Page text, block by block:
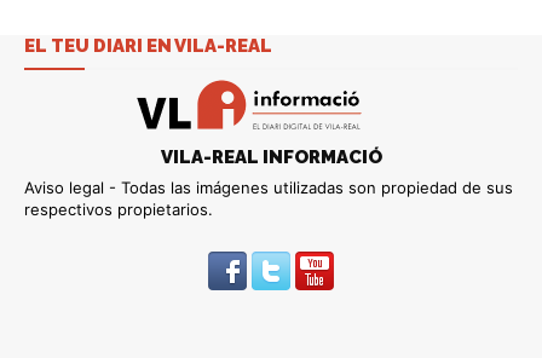
EL TEU DIARI EN VILA-REAL
VILA-REAL INFORMACIÓ
Aviso legal - Todas las imágenes utilizadas son propiedad de sus
respectivos propietarios.